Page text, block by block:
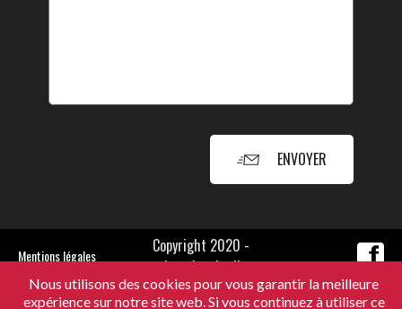
ENVOYER
Mentions légales
Copyright 2020 -
Jonathan Louli
Nous utilisons des cookies pour vous garantir la meilleure
expérience sur notre site web. Si vous continuez à utiliser ce